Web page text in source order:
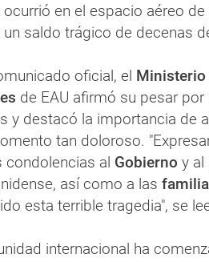
ocurrió en el espacio aéreo de
un saldo trágico de decenas
oficial, el Ministerio
de EAU afirmó su pesar por
y destacó la importancia de
tan doloroso.
condolencias al Gobierno y al
así como a las
esta terrible tragedia", se
internacional ha